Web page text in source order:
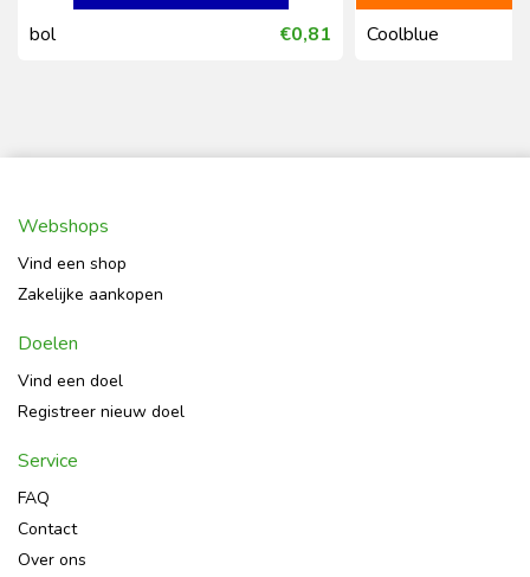
bol €0,81 Coolblue
Webshops
Vind een shop
Zakelijke aankopen
Doelen
Vind een doel
Registreer nieuw doel
Service
FAQ
Contact
Over ons